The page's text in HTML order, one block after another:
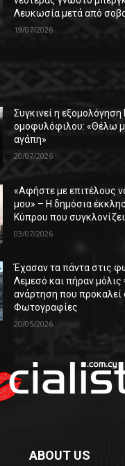
Λευκωσία μετά από
19/07/2026
Συγκινεί η εξομολόγηση
ομοφυλόφιλου: «Θέλω
αγάπη»
20/07/2026
«Αφήστε με επιτέλους
μου» – Η δημόσια
Κύπρου που συγκλονίζει
03/07/2026
Έχασαν τα πάντα στις
Λεμεσό και πήραν μόλις
ανάρτηση που προκαλεί
Φωτογραφίες
20/05/2026
ABOUT US